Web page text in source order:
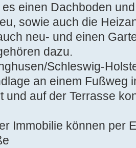
einen Dachboden
sowie auch die
neu- und einen
dazu.
Schleswig-
an einem Fußweg
und auf der Terrasse
Immobilie können per